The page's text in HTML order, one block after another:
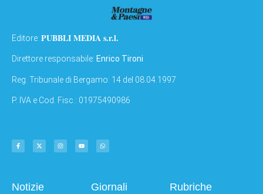
Editore: PUBBLI MEDIA s.r.l.
Direttore responsabile: Enrico Tironi
Reg: Tribunale di Bergamo: 14 del 08.04.1997
P. IVA e Cod. Fisc.: 01975490986
Notizie Giornali Rubriche